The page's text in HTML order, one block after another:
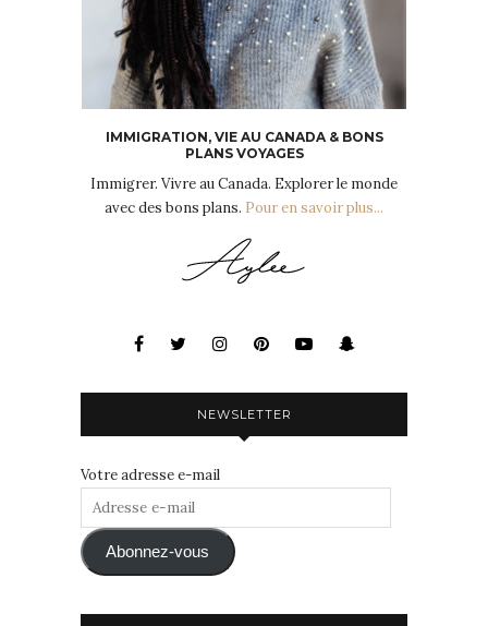
IMMIGRATION, VIE AU CANADA & BONS
PLANS VOYAGES
Immigrer. Vivre au Canada. Explorer le monde
avec des bons plans. Pour en savoir plus...
NEWSLETTER
Votre adresse e-mail
Adresse
mail Abonnez-vous